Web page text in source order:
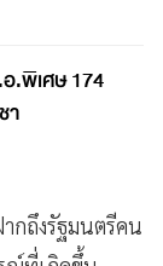
.พิเศษ 174
า
กถึงรัฐมนตรีคน